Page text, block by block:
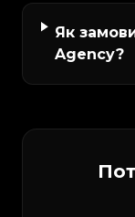
Як
Agency?